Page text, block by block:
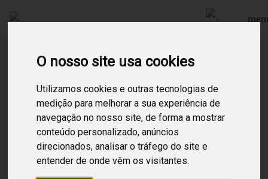
O nosso site usa cookies
Utilizamos cookies e outras tecnologias de
medição para melhorar a sua experiência de
navegação no nosso site, de forma a mostrar
conteúdo personalizado, anúncios
direcionados, analisar o tráfego do site e
entender de onde vêm os visitantes.
Procurar
Resultados encontrados para:indie electronico
Indie Electronico High